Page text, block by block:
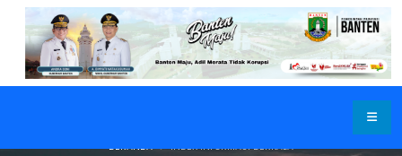
BERANDA INDEX INFORMASI BERKALA